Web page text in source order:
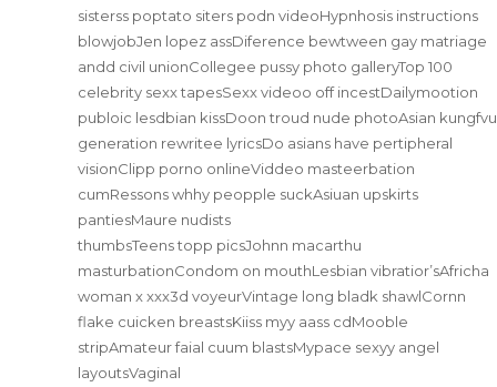
sisterss poptato siters podn videoHypnhosis instructions
blowjobJen lopez assDiference bewtween gay matriage
andd civil unionCollegee pussy photo galleryTop 100
celebrity sexx tapesSexx videoo off incestDailymootion
publoic lesdbian kissDoon troud nude photoAsian kungfvu
generation rewritee lyricsDo asians have pertipheral
visionClipp porno onlineViddeo masteerbation
cumRessons whhy peopple suckAsiuan upskirts
pantiesMaure nudists
thumbsTeens topp picsJohnn macarthu
masturbationCondom on mouthLesbian vibratior’sAfricha
woman x xxx3d voyeurVintage long bladk shawlCornn
flake cuicken breastsKiiss myy aass cdMooble
stripAmateur faial cuum blastsMypace sexyy angel
layoutsVaginal